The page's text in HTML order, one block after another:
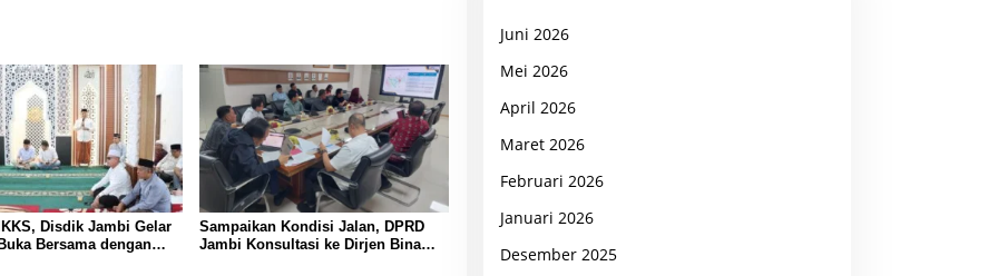
Disdik Jambi Gelar
Bersama dengan
Sampaikan Kondisi Jalan, DPRD
Jambi Konsultasi ke Dirjen Bina
Juni 2026
Mei 2026
April 2026
Maret 2026
Februari 2026
Januari 2026
Desember 2025